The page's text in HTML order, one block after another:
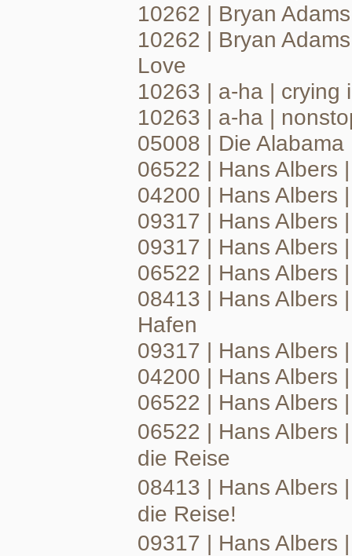
10262 | Bryan
10262 | Bryan
Love
10263 | a-ha | crying
10263 | a-ha |
05008 | Die
06522 | Hans Albers
04200 | Hans Albers
09317 | Hans Albers
09317 | Hans Albers
06522 | Hans Albers
08413 | Hans Albers
Hafen
09317 | Hans Albers
04200 | Hans Albers
06522 | Hans Albers
06522 | Hans Albers
die Reise
08413 | Hans Albers
die Reise!
09317 | Hans